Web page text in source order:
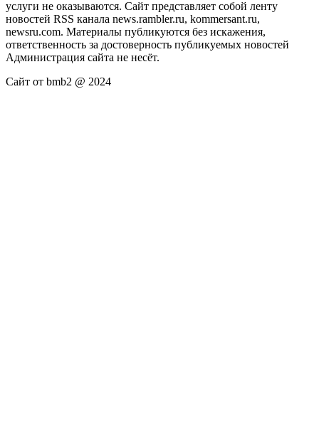
услуги не оказываются. Сайт представляет собой ленту
новостей RSS канала news.rambler.ru, kommersant.ru,
newsru.com. Материалы публикуются без искажения,
ответственность за достоверность публикуемых новостей
Администрация сайта не несёт.
Сайт от bmb2 @ 2024